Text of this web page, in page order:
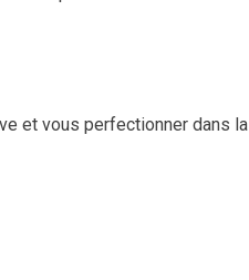
et vous perfectionner dans la